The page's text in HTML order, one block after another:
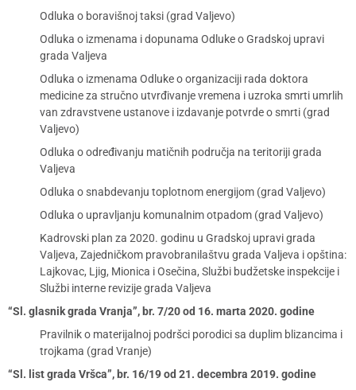
Odluka o boravišnoj taksi (grad Valjevo)
Odluka o izmenama i dopunama Odluke o Gradskoj upravi
grada Valjeva
Odluka o izmenama Odluke o organizaciji rada doktora
medicine za stručno utvrđivanje vremena i uzroka smrti umrlih
van zdravstvene ustanove i izdavanje potvrde o smrti (grad
Valjevo)
Odluka o određivanju matičnih područja na teritoriji grada
Valjeva
Odluka o snabdevanju toplotnom energijom (grad Valjevo)
Odluka o upravljanju komunalnim otpadom (grad Valjevo)
Kadrovski plan za 2020. godinu u Gradskoj upravi grada
Valjeva, Zajedničkom pravobranilaštvu grada Valjeva i opština:
Lajkovac, Ljig, Mionica i Osečina, Službi budžetske inspekcije i
Službi interne revizije grada Valjeva
“Sl. glasnik grada Vranja”, br. 7/20 od 16. marta 2020. godine
Pravilnik o materijalnoj podršci porodici sa duplim blizancima i
trojkama (grad Vranje)
“Sl. list grada Vršca”, br. 16/19 od 21. decembra 2019. godine